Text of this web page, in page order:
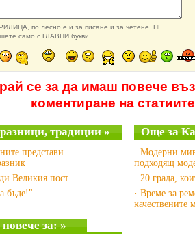
по лесно е и за писане и за четене. НЕ
само с ГЛАВНИ букви.
се за да имаш повече
коментиране на статиите
традиции »
представи
Великия пост
бъде!"
Още за
· Модерни
подходящ
· 20 града,
· Време за
качествените
за: »